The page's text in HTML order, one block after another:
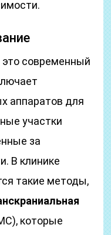
это современный
аппаратов для
участки
за
В клинике
такие методы,
которые